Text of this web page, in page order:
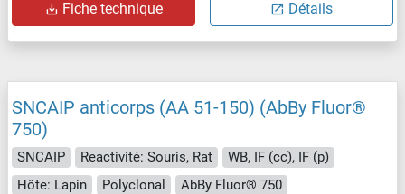
Fiche technique Détails
SNCAIP anticorps (AA 51-150) (AbBy Fluor®
750)
SNCAIP Reactivité: Souris, Rat
WB, IF (cc), IF (p)
Hôte: Lapin
Polyclonal AbBy Fluor® 750